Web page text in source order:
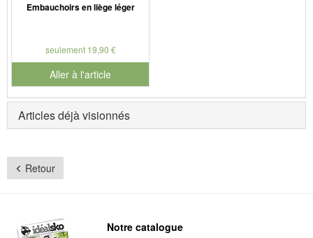
Embauchoirs en liège léger
seulement 19,90 €
Aller à l'article
Articles déjà visionnés
Retour
Notre catalogue